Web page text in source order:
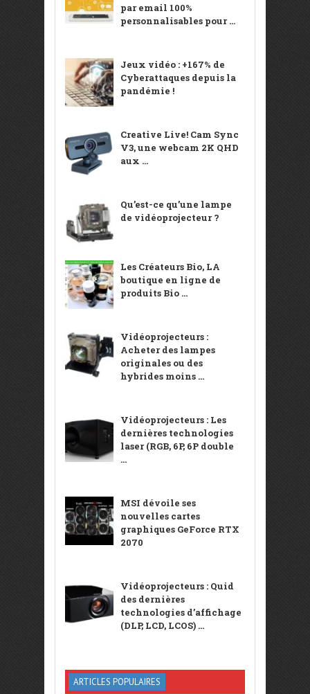
par email 100%
personnalisables pour ...
Jeux vidéo : +167% de
Cyberattaques depuis la
pandémie !
Creative Live! Cam Sync
V3, une webcam 2K QHD
aux ...
Qu’est-ce qu’une lampe
de vidéoprojecteur ?
Les Créateurs Bio, LA
boutique en ligne de
produits Bio ...
Vidéoprojecteurs :
Acheter des lampes
originales ou des
hybrides moins ...
Vidéoprojecteurs : Les
dernières technologies
laser (RGB, 6P, 6P double
...
MSI dévoile ses
nouvelles cartes
graphiques GeForce RTX
2070
Vidéoprojecteurs : Quid
des dernières
technologies d’affichage
(DLP, LCD, LCOS) ...
ARTICLES POPULAIRES